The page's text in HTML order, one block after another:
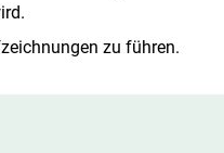
zu führen.